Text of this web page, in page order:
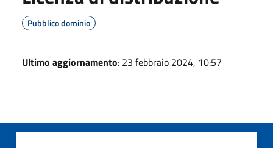
Pubblico dominio
Ultimo aggiornamento: 23 febbraio 2024, 10:57